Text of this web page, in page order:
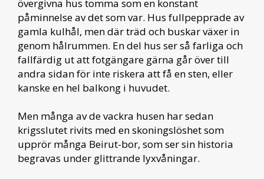
övergivna hus tomma som en konstant
påminnelse av det som var. Hus fullpepprade av
gamla kulhål, men där träd och buskar växer in
genom hålrummen. En del hus ser så farliga och
fallfärdig ut att fotgängare gärna går över till
andra sidan för inte riskera att få en sten, eller
kanske en hel balkong i huvudet.
Men många av de vackra husen har sedan
krigsslutet rivits med en skoningslöshet som
upprör många Beirut-bor, som ser sin historia
begravas under glittrande lyxvåningar.